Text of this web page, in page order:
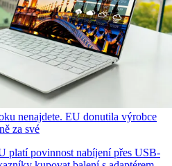
nenajdete. EU donutila výrobce
za své
platí povinnost nabíjení přes USB-